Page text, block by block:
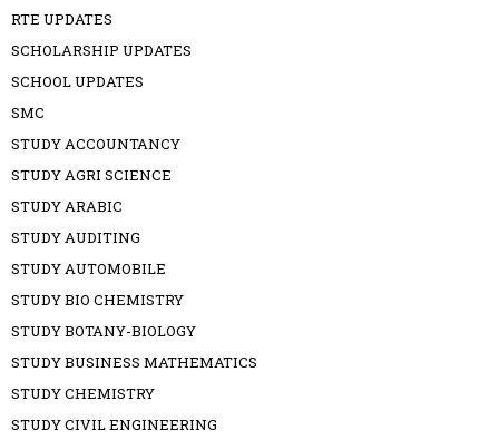
RTE UPDATES
SCHOLARSHIP UPDATES
SCHOOL UPDATES
SMC
STUDY ACCOUNTANCY
STUDY AGRI SCIENCE
STUDY ARABIC
STUDY AUDITING
STUDY AUTOMOBILE
STUDY BIO CHEMISTRY
STUDY BOTANY-BIOLOGY
STUDY BUSINESS MATHEMATICS
STUDY CHEMISTRY
STUDY CIVIL ENGINEERING